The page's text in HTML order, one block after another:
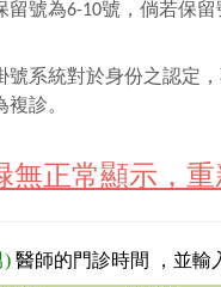
留號為6-10號，倘若保
號系統對於身份之認定
複診。
無正常顯示，
) 醫師的門診時間 ，並輸